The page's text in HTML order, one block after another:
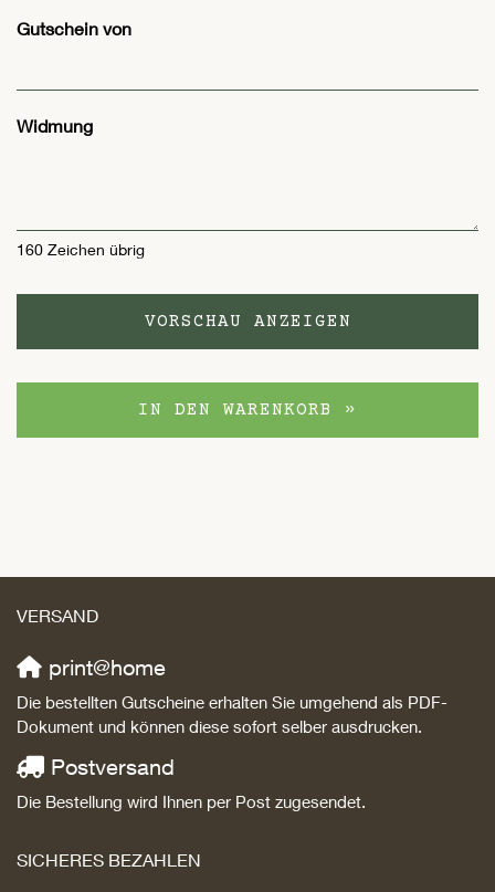
Gutschein von
Widmung
160 Zeichen übrig
VORSCHAU ANZEIGEN
IN DEN WARENKORB »
VERSAND
print@home
Die bestellten Gutscheine erhalten Sie umgehend als PDF-
Dokument und können diese sofort selber ausdrucken.
Postversand
Die Bestellung wird Ihnen per Post zugesendet.
SICHERES BEZAHLEN